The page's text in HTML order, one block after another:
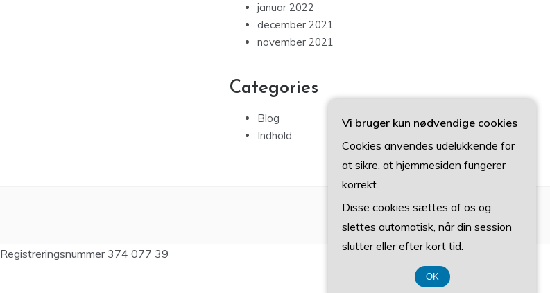
januar 2022
december 2021
november 2021
Categories
Blog
Indhold
Registreringsnummer 374 077 39
Vi bruger kun nødvendige cookies
Cookies anvendes udelukkende for
at sikre, at hjemmesiden fungerer
korrekt.
Disse cookies sættes af os og
slettes automatisk, når din session
slutter eller efter kort tid.
OK